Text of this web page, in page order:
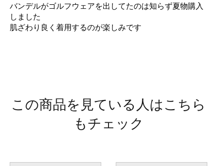
バンデルがゴルフウェアを出してたのは知らず夏物購入
しました
肌ざわり良く着用するのが楽しみです
この商品を見ている人はこちら
もチェック